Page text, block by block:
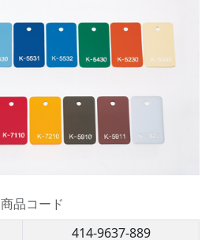
商品コード
414-9637-889